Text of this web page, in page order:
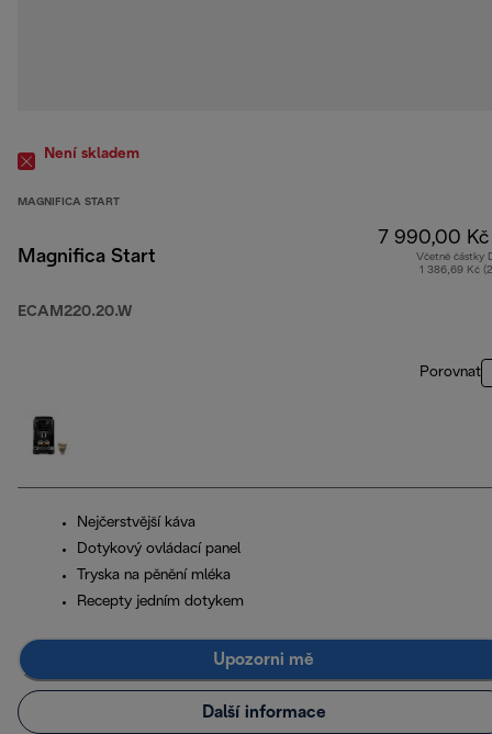
Není skladem
MAGNIFICA START
Magnifica Start
ECAM220.20.W
7 990,00 Kč
Včetně částky
1 386,69 Kč
Porovnat
Nejčerstvější káva
Dotykový ovládací panel
Tryska na pěnění mléka
Recepty jedním dotykem
Upozorni mě
Další informace